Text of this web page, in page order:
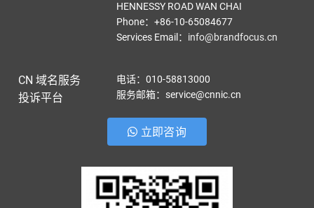
HENNESSY ROAD WAN CHAI
Phone：+86-10-65084677
Services Email ： info@brandfocus.cn
CN 域名服务
投诉平台
电话：010-58813000
服务邮箱：service@cnnic.cn
立即咨询